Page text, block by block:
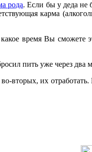
рода. Если бы у деда не
карма
время Вы сможете
пить уже через два
их отработать.